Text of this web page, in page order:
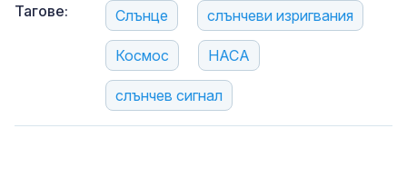
Тагове: Слънце слънчеви изригвания
Космос НАСА
слънчев сигнал